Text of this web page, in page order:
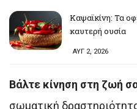
Καψαϊκίνη: Τα
καυτερή ουσία
ΑΥΓ 2, 2026
Βάλτε κίνηση στη ζωή
σωματική